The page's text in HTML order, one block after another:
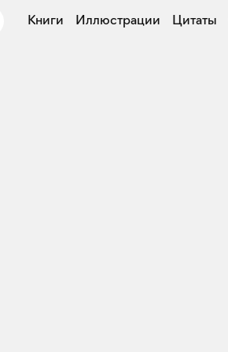
Книги Иллюстрации Цитаты